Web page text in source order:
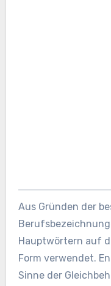
Aus Gründen der
Hauptwörtern auf
Form verwendet.
Sinne der